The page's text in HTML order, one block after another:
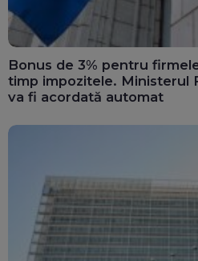
Bonus de 3% pentru
timp impozitele. Ministerul
va fi acordată automat